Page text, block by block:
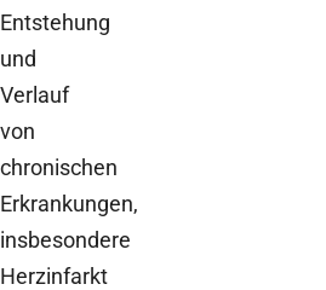
Entstehung
und
Verlauf
von
chronischen
Erkrankungen,
insbesondere
Herzinfarkt